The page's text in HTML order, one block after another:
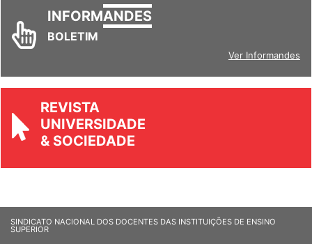
INFORMANDES
BOLETIM
Ver Informandes
REVISTA
UNIVERSIDADE
& SOCIEDADE
SINDICATO NACIONAL DOS DOCENTES DAS INSTITUIÇÕES DE ENSINO
SUPERIOR